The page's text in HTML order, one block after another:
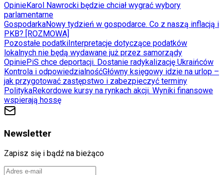
OpinieKarol Nawrocki będzie chciał wygrać wybory
parlamentarne
GospodarkaNowy tydzień w gospodarce. Co z naszą inflacją i
PKB? [ROZMOWA]
Pozostałe podatki Interpretacje dotyczące podatków
lokalnych nie będą wydawane już przez samorządy
OpiniePiS chce deportacji. Dostanie radykalizację Ukraińców
Kontrola i odpowiedzialnośćGłówny księgowy idzie na urlop –
jak przygotować zastępstwo i zabezpieczyć terminy
PolitykaRekordowe kursy na rynkach akcji. Wyniki finansowe
wspierają hossę
Newsletter
Zapisz się i bądź na bieżąco